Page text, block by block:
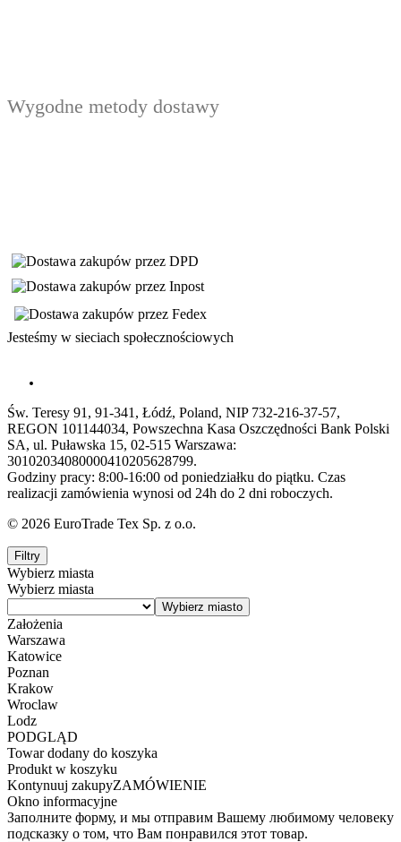
Wygodne metody dostawy
Jesteśmy w sieciach społecznościowych
Św. Teresy 91, 91-341, Łódź, Poland, NIP 732-216-37-57,
REGON 101144034, Powszechna Kasa Oszczędności Bank Polski
SA, ul. Puławska 15, 02-515 Warszawa:
30102034080000410205628799.
Godziny pracy: 8:00-16:00 od poniedziałku do piątku. Czas
realizacji zamówienia wynosi od 24h do 2 dni roboczych.
© 2026 EuroTrade Tex Sp. z o.o.
Filtry
Wybierz miasta
Wybierz miasta
Założenia
Warszawa
Katowice
Poznan
Krakow
Wroclaw
Lodz
PODGLĄD
Towar dodany do koszyka
Produkt w koszyku
Kontynuuj zakupyZAMÓWIENIE
Okno informacyjne
Заполните форму, и мы отправим Вашему любимому человеку
подсказку о том, что Вам понравился этот товар.